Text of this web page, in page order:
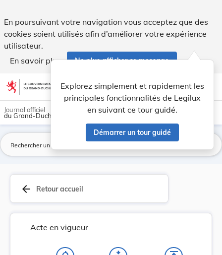
En poursuivant votre navigation vous acceptez que des
cookies soient utilisés afin d’améliorer votre expérience
utilisateur.
En savoir plus
Ne plus afficher ce message
Aller au contenu account_circle help Aide
Explorez simplement et rapidement les
principales fonctionnalités de Legilux
en suivant ce tour guidé.
Démarrer un tour guidé
light_mode dark_mode
Journal officiel
du Grand-Duché de Luxembourg
arrow_back Retour accueil
Acte en vigueur